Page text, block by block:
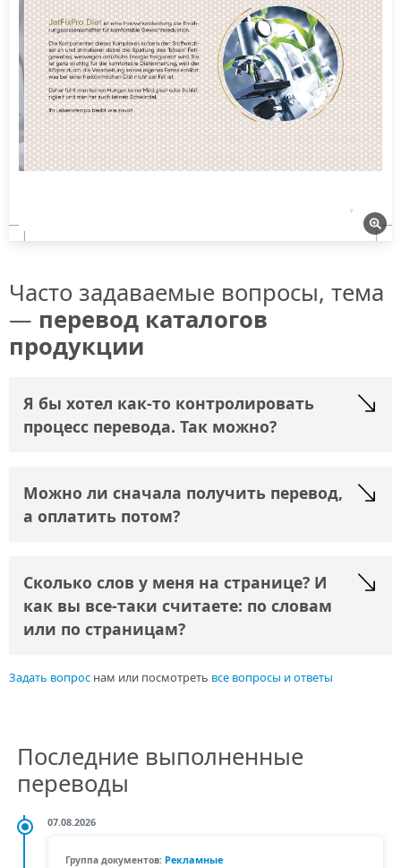
Часто задаваемые вопросы, тема
— перевод каталогов
продукции
Я бы хотел как-то контролировать
процесс перевода. Так можно?
Можно ли сначала получить перевод,
а оплатить потом?
Сколько слов у меня на странице? И
как вы все-таки считаете: по словам
или по страницам?
Задать вопроснам или посмотреть все вопросы и ответы
Последние выполненные
переводы
07.08.2026
Группа документов: Рекламные